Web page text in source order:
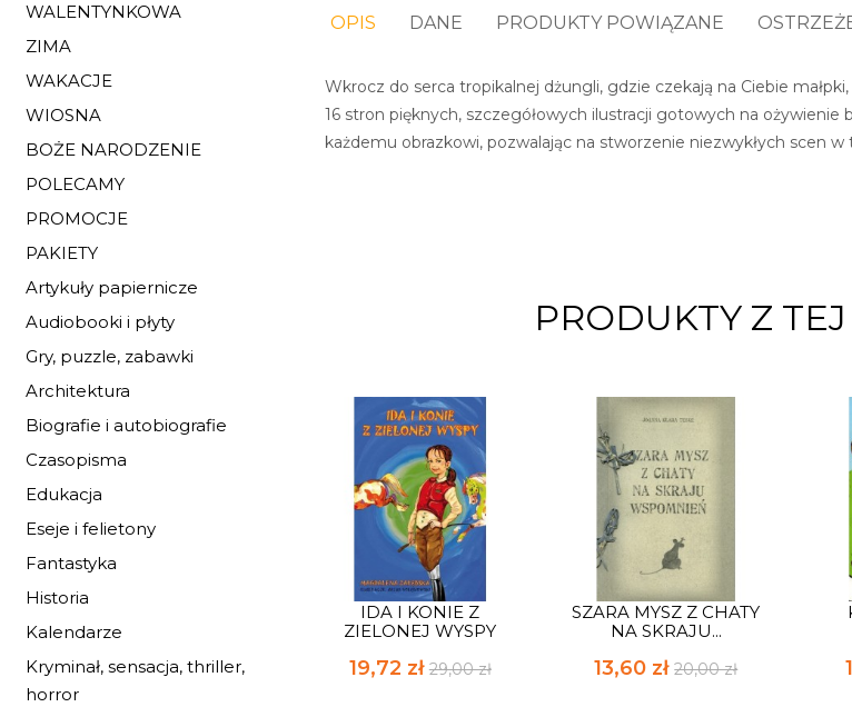
WALENTYNKOWA
ZIMA
WAKACJE
WIOSNA
BOŻE NARODZENIE
POLECAMY
PROMOCJE
PAKIETY
Artykuły papiernicze
Audiobooki i płyty
Gry, puzzle, zabawki
Architektura
Biografie i autobiografie
Czasopisma
Edukacja
Eseje i felietony
Fantastyka
Historia
Kalendarze
Kryminał, sensacja, thriller,
horror
OPIS DANE PRODUKTY POWIĄZANE
Wkrocz do serca tropikalnej dżungli, gdzie czekają na Ciebie
16 stron pięknych, szczegółowych ilustracji gotowych na
każdemu obrazkowi, pozwalając na stworzenie niezwykłych scen
PRODUKTY Z
IDA I KONIE Z
ZIELONEJ WYSPY
19,72 zł 29,00 zł
SZARA MYSZ Z CHATY
NA SKRAJU...
13,60 zł20,00 zł